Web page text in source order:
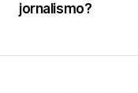
jornalismo?